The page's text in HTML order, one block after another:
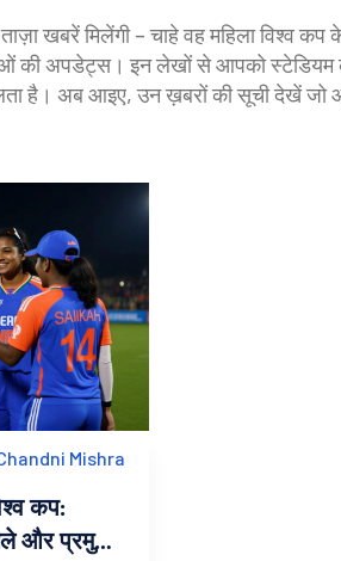
खबरें मिलेंगी – चाहे वह महिला विश्व कप
की अपडेट्स। इन लेखों से आपको स्टेडियम
है। अब आइए, उन ख़बरों की सूची देखें
Mishra
कप:
और प्रमुख